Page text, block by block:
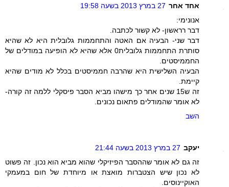
אחד אחר 27 במרץ 2013 בשעה 19:58
אנונימי:
דבר רראשון- לא קשור לכתבה.
דבר שני- הבעיה אם האטה והתחממות גלובלית היא לא שהיא
סותרת התחממות גלובלית0 אלא שהיא לא הופיעה במודלים של
החממיסטים.
הבעיה השלישית היא שהרבה חממיסטים בכלל לא מודים שהיא
קיימת.
זה ש15 שנים אחר כך מישהו מביא הסבר פיסקלי ללמה זה קורה-
לא אומר שהמודלים פתאום נכונים.
השב
יעקב 27 במרץ 2013 בשעה 21:44
זה גם לא אומר שההסבר הפיזיקלי שהוא מביא הוא נכון. זה פשוט
לא נכון שיש הצטברות מואצת או מיוחדת של חום במעמקי
האוקיינוסים.